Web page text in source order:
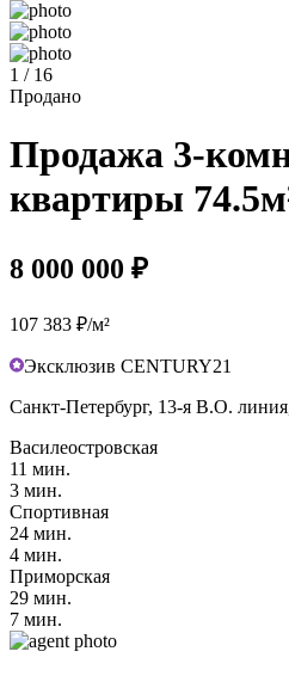
1 / 16
Продано
Продажа 3-
квартиры
8 000 000 ₽
107 383 ₽/м²
Эксклюзив CENTURY21
Санкт-Петербург, 13-я В.О.
Василеостровская
11 мин.
3 мин.
Спортивная
24 мин.
4 мин.
Приморская
29 мин.
7 мин.